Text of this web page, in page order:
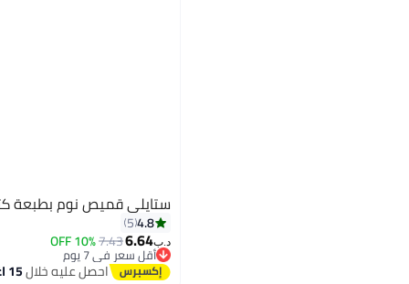
ستايلي قميص نوم بطبعة
4.8
5
د.ب‏6.64
7.43
10% OFF
أقل سعر في 7 يوم
أقل سعر في 7 يوماحصل عليه خلال15 اغسطس